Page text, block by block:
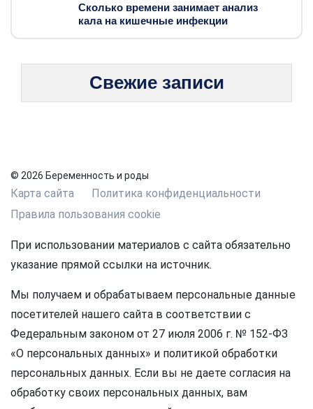
Сколько времени занимает анализ
кала на кишечные инфекции
Свежие записи
© 2026 Беременность и роды
Карта сайта
Политика конфиденциальности
Правила пользования cookie
При использовании материалов с сайта обязательно
указание прямой ссылки на источник.
Мы получаем и обрабатываем персональные данные
посетителей нашего сайта в соответствии с
Федеральным законом от 27 июля 2006 г. № 152-ФЗ
«О персональных данных» и политикой обработки
персональных данных. Если вы не даете согласия на
обработку своих персональных данных, вам